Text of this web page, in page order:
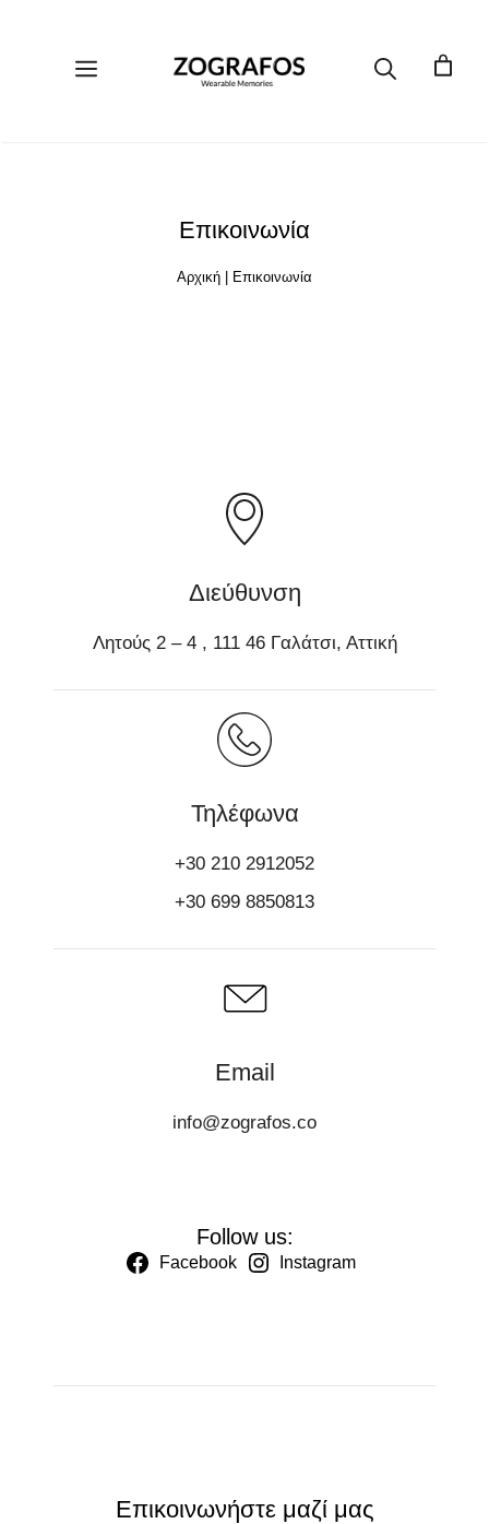
περιεχόμενοΜενού
Επικοινωνία
Αρχική | Επικοινωνία
Διεύθυνση
Λητούς 2 – 4 , 111 46 Γαλάτσι, Αττική
Τηλέφωνα
+30 210 2912052
+30 699 8850813
Email
info@zografos.co
Follow us:
Facebook Instagram
Επικοινωνήστε μαζί μας